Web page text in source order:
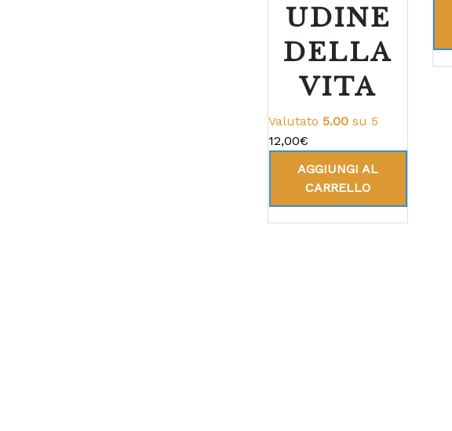
UDINE
DELLA
VITA
Valutato 5.00 su 5
12,00€
AGGIUNGI AL
CARRELLO